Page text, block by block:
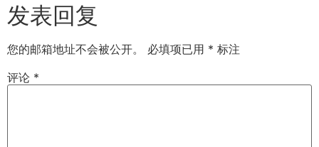
发表回复
您的邮箱地址不会被公开。 必填项已用 * 标注
评论 *